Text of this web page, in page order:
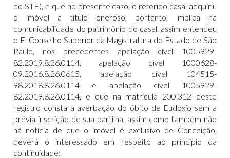
do STF), e que no presente caso, o referido casal adquiriu
o imóvel a título oneroso, portanto, implica na
comunicabilidade do patrimônio do casal, assim entendeu
o E. Conselho Superior da Magistratura do Estado de São
Paulo, nos precedentes apelação cível 1005929-
82.2019.8.26.0114, apelação cível 1000628-
09.2016.8.26.0615, apelação cível 104515-
98.2018.8.26.0114 e apelação cível 1005929-
82.2019.8.26.0114, e que na matrícula 200.312 deste
registro consta a averbação do óbito de Eudoxio sem a
prévia inscrição de sua partilha, assim como também não
há notícia de que o imóvel é exclusivo de Conceição,
deverá o interessado em respeito ao princípio da
continuidade: